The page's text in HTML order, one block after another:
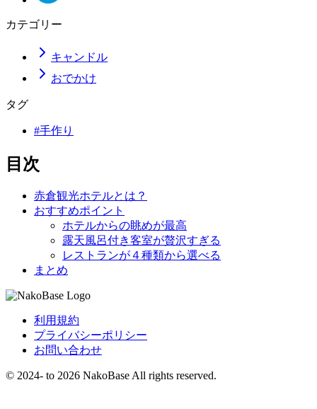
カテゴリー
キャンドル
おでかけ
タグ
#手作り
目次
赤倉観光ホテルとは？
おすすめポイント
ホテルからの眺めが最高
露天風呂付き客室が贅沢すぎる
レストランが４種類から選べる
まとめ
利用規約
プライバシーポリシー
お問い合わせ
© 2024- to 2026 NakoBase All rights reserved.